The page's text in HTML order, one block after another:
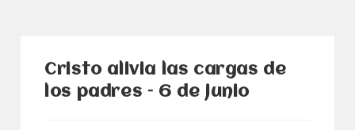
Cristo alivia las cargas de
los padres – 6 de junio